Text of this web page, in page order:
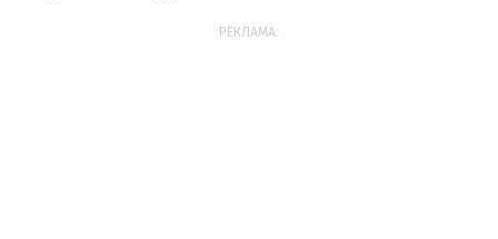
РЕКЛАМА: